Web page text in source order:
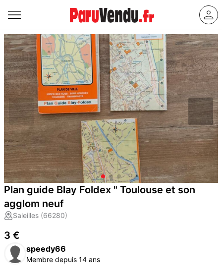
Plan guide Blay Foldex " Toulouse et son
agglom neuf
Saleilles (66280)
3 €
speedy66
Membre depuis 14 ans